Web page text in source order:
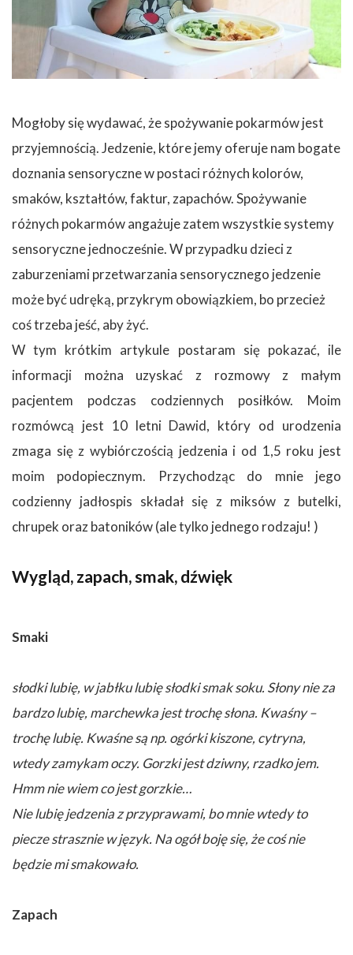
Mogłoby się wydawać, że spożywanie pokarmów jest
przyjemnością. Jedzenie, które jemy oferuje nam bogate
doznania sensoryczne w postaci różnych kolorów,
smaków, kształtów, faktur, zapachów. Spożywanie
różnych pokarmów angażuje zatem wszystkie systemy
sensoryczne jednocześnie. W przypadku dzieci z
zaburzeniami przetwarzania sensorycznego jedzenie
może być udręką, przykrym obowiązkiem, bo przecież
coś trzeba jeść, aby żyć.
W tym krótkim artykule postaram się pokazać, ile
informacji można uzyskać z rozmowy z małym
pacjentem podczas codziennych posiłków. Moim
rozmówcą jest 10 letni Dawid, który od urodzenia
zmaga się z wybiórczością jedzenia i od 1,5 roku jest
moim podopiecznym. Przychodząc do mnie jego
codzienny jadłospis składał się z miksów z butelki,
chrupek oraz batoników (ale tylko jednego rodzaju! )
Wygląd, zapach, smak, dźwięk
Smaki
słodki lubię, w jabłku lubię słodki smak soku. Słony nie za
bardzo lubię, marchewka jest trochę słona. Kwaśny –
trochę lubię. Kwaśne są np. ogórki kiszone, cytryna,
wtedy zamykam oczy. Gorzki jest dziwny, rzadko jem.
Hmm nie wiem co jest gorzkie…
Nie lubię jedzenia z przyprawami, bo mnie wtedy to
piecze strasznie w język. Na ogół boję się, że coś nie
będzie mi smakowało.
Zapach